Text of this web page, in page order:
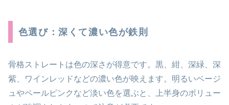
色選び：深くて濃い色が鉄則
骨格ストレートは色の深さが得意です。黒、紺、深緑、深
紫、ワインレッドなどの濃い色が映えます。明るいベージ
ュやペールピンクなど淡い色を選ぶと、上半身のボリュー